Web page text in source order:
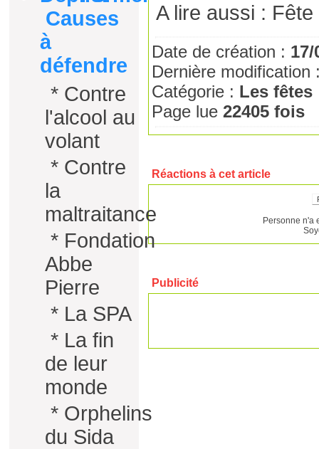
Causes
à
défendre
* Contre
l'alcool au
volant
* Contre
la
maltraitance
* Fondation
Abbe
Pierre
* La SPA
* La fin
de leur
monde
* Orphelins
du Sida
A lire aussi :
Date de création : 17/
Dernière
Catégorie : Les fêtes
Page lue 22405 fois
Réactions à cet article
Personne n'a
Publicité